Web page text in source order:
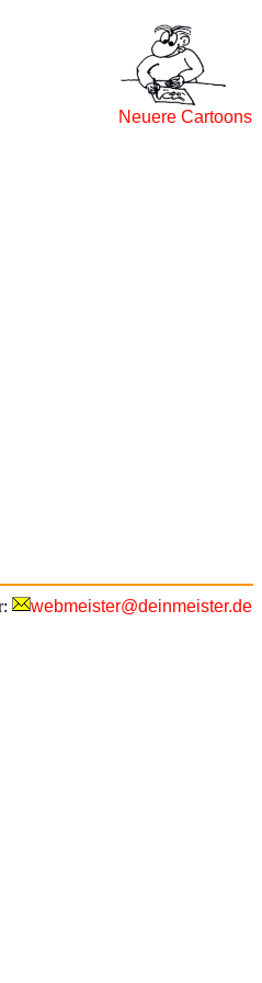
Neuere Cartoons
webmeister@deinmeister.de